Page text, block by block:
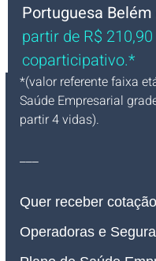
Portuguesa
partir de R$ 210,90
coparticipativo.*
*(valor referente faixa
Saúde Empresarial
partir 4 vidas).
___
Quer receber
Operadoras e